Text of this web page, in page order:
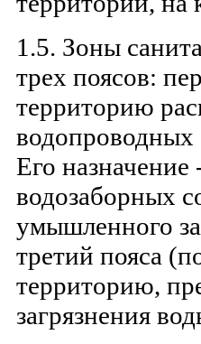
1.5. Зоны
трех поясов:
территорию
водопроводных
Его назначение
водозаборных
умышленного
третий пояса
территорию,
загрязнения